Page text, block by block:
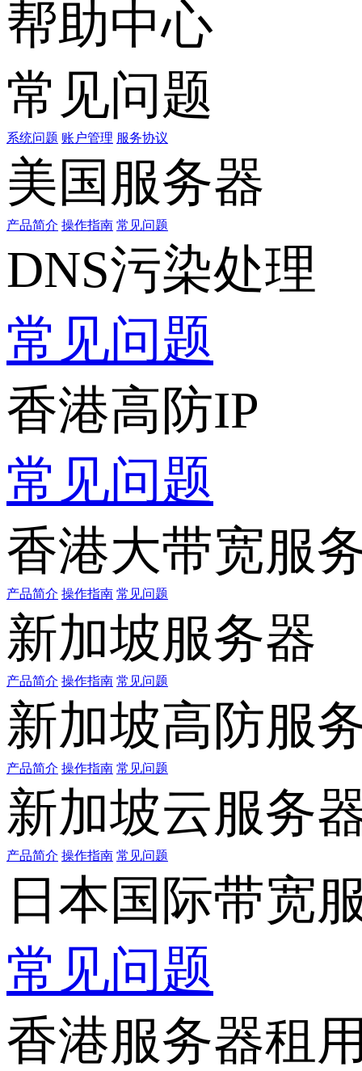
帮助中心
常见问题
系统问题 账户管理 服务协议
美国服务器
产品简介 操作指南 常见问题
DNS污染处理
常见问题
香港高防IP
常见问题
香港大带宽服
产品简介 操作指南 常见问题
新加坡服务器
产品简介 操作指南 常见问题
新加坡高防服
产品简介 操作指南 常见问题
新加坡云服务
产品简介 操作指南 常见问题
日本国际带宽
常见问题
香港服务器租